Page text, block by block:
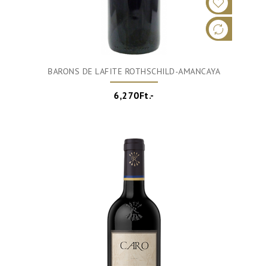
BARONS DE LAFITE ROTHSCHILD-AMANCAYA
6,270Ft.-